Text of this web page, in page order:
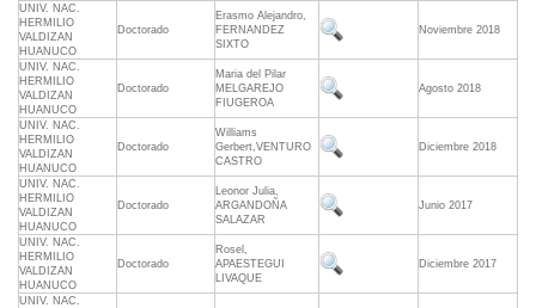
UNIV. NAC.
HERMILIO
VALDIZAN
HUANUCO
Doctorado
Erasmo Alejandro,
FERNANDEZ
SIXTO
Noviembre 2018
UNIV. NAC.
HERMILIO
VALDIZAN
HUANUCO
Doctorado
Maria del Pilar
MELGAREJO
FIUGEROA
Agosto 2018
UNIV. NAC.
HERMILIO
VALDIZAN
HUANUCO
Doctorado
Williams
Gerbert,VENTURO
CASTRO
Diciembre 2018
UNIV. NAC.
HERMILIO
VALDIZAN
HUANUCO
Doctorado
Leonor Julia,
ARGANDOÑA
SALAZAR
Junio 2017
UNIV. NAC.
HERMILIO
VALDIZAN
HUANUCO
Doctorado
Rosel,
APAESTEGUI
LIVAQUE
Diciembre 2017
UNIV. NAC.